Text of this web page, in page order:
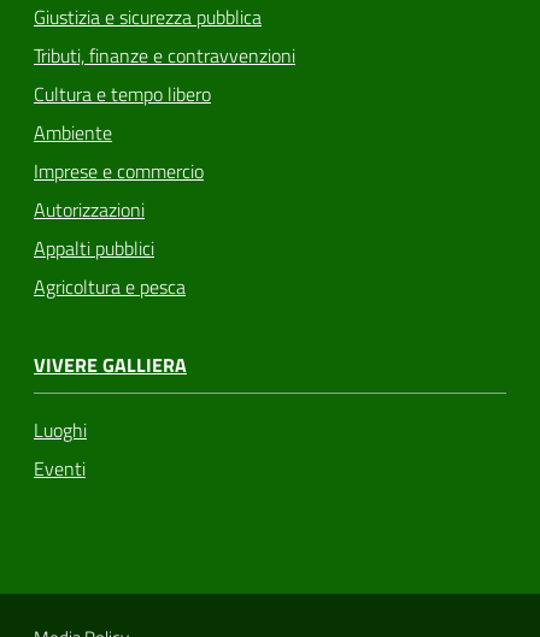
Giustizia e sicurezza pubblica
Tributi, finanze e contravvenzioni
Cultura e tempo libero
Ambiente
Imprese e commercio
Autorizzazioni
Appalti pubblici
Agricoltura e pesca
VIVERE GALLIERA
Luoghi
Eventi